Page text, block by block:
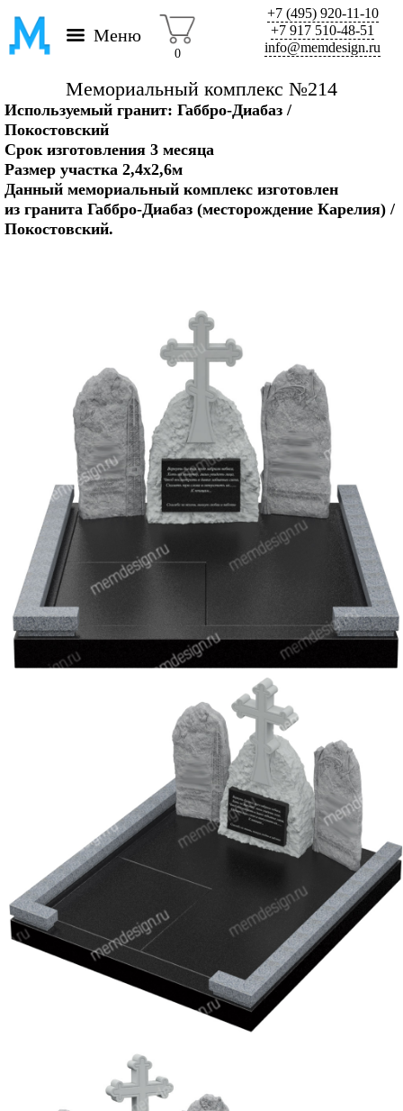
Меню
0
+7 (495) 920-11-10
+7 917 510-48-51
info@memdesign.ru
Мемориальный комплекс №214
Используемый гранит: Габбро-Диабаз /
Покостовский
Срок изготовления 3 месяца
Размер участка 2,4х2,6м
Данный мемориальный комплекс изготовлен
из гранита Габбро-Диабаз (месторождение Карелия) /
Покостовский.